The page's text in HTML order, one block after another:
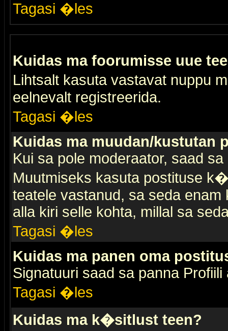
Tagasi �les
Kuidas ma foorumisse uue
Lihtsalt kasuta vastavat nuppu
eelnevalt registreerida.
Tagasi �les
Kuidas ma muudan/kustutan
Kui sa pole moderaator, saad
Muutmiseks kasuta postituse
teatele vastanud, sa seda
alla kiri selle kohta, millal sa
Tagasi �les
Kuidas ma panen oma
Signatuuri saad sa panna Profiili
Tagasi �les
Kuidas ma k�sitlust teen?